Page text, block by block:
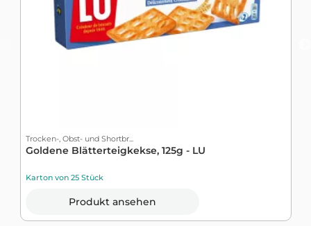
Trocken-, Obst- und Shortbr...
Goldene Blätterteigkekse, 125g - LU
Karton von 25 Stück
Produkt ansehen